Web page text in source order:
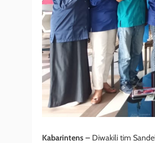
Kabarintens – Diwakili tim